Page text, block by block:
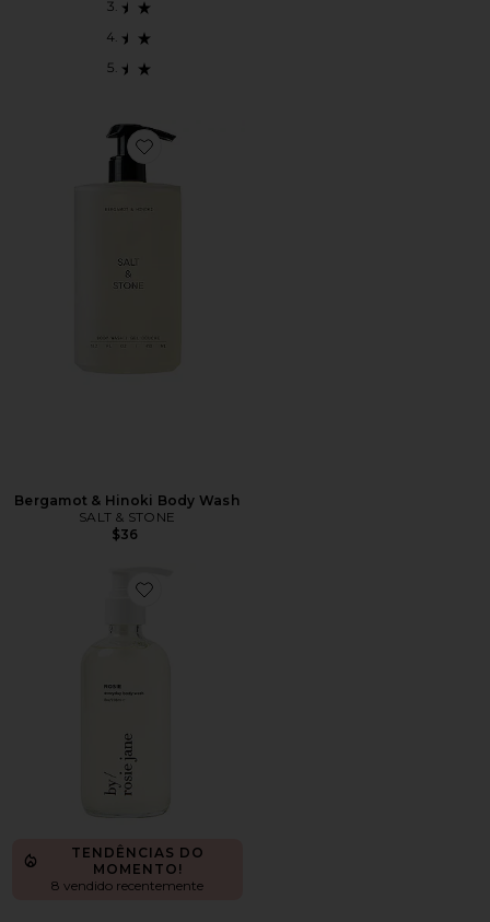
Favorite Bergamot & Hinoki Body Wash
Bergamot & Hinoki Body Wash
SALT & STONE
$36
Favorite ROSIE Everyday Body Wash
TENDÊNCIAS DO
MOMENTO!
8 vendido recentemente